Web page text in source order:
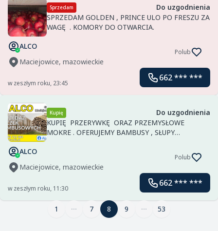
Sprzedam
Do uzgodnienia
SPRZEDAM GOLDEN , PRINCE ULO PO FRESZU ZA
WAGĘ . KOMORY DO OTWARCIA.
ALCO
Maciejowice, mazowieckie
Polub
w zeszłym roku, 23:45
662 *** ***
Kupię
Do uzgodnienia
KUPIĘ PRZERYWKĘ ORAZ PRZEMYSŁOWE
MOKRE . OFERUJEMY BAMBUSY , SŁUPY
KONSTRUKCJI SADOWNICZYCH . USŁUGI ROLNE :
ORANIE , TALERZOWANIE , GŁĘBOSZOWANIE ,
KOSZENIE...
ALCO
Maciejowice, mazowieckie
Polub
w zeszłym roku, 11:30
662 *** ***
8
1 7 8 9 53